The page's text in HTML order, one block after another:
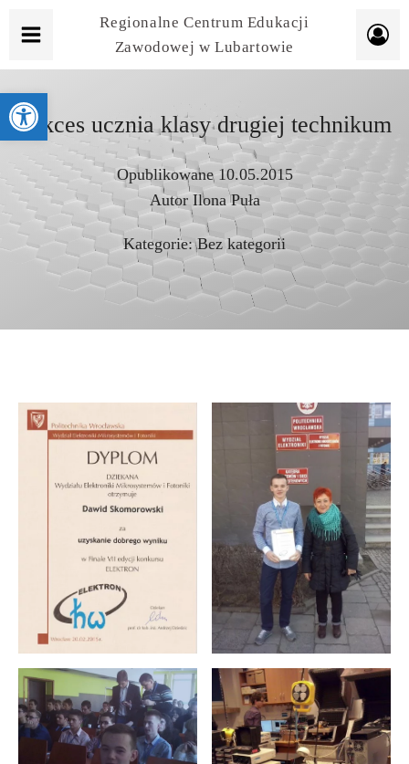
Regionalne Centrum Edukacji
Zawodowej w Lubartowie
Sukces ucznia klasy drugiej technikum
Opublikowane 10.05.2015
AutorIlona Puła
Kategorie:Bez kategorii
Otwórz pasek narzędzi